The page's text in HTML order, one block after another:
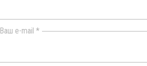
Ваш e-mail *